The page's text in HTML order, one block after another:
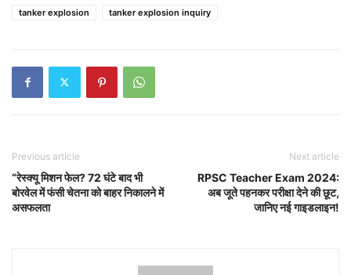
tanker explosion
tanker explosion inquiry
Previous article
“रेस्क्यू मिशन फेल? 72 घंटे बाद भी
बोरवेल में फंसी चेतना को बाहर निकालने में
असफलता
Next article
RPSC Teacher Exam 2024:
अब जूते पहनकर परीक्षा देने की छूट,
जानिए नई गाइडलाइन!